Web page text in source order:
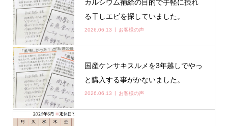
カルシウム補給の目的で手軽に摂れ
る干しエビを探していました。
2026.06.13 お客様の声
国産ケンサキスルメを3年越しでやっ
と購入する事がかないました。
2026.06.13 お客様の声